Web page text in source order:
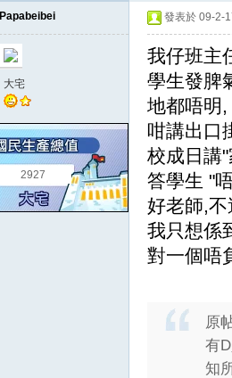
Papabeibei
大宅
2927
發表於 09-2-
我仔班主
學生發脾
地都唔明
咁講出口
校成日講
答學生 "
好老師,
我只想係
對一個唔
原
有
知